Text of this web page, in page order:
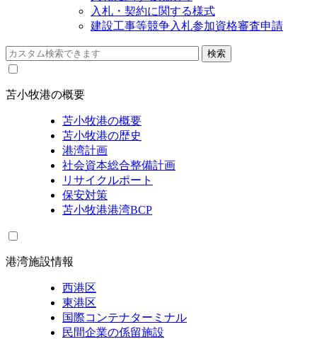
入札・契約に関する様式
建設工事等競争入札参加資格審査申請
苫小牧港の概要
苫小牧港の概要
苫小牧港の歴史
港湾計画
社会資本総合整備計画
リサイクルポート
保安対策
苫小牧港港湾BCP
港湾施設情報
西港区
東港区
国際コンテナターミナル
民間企業の係留施設